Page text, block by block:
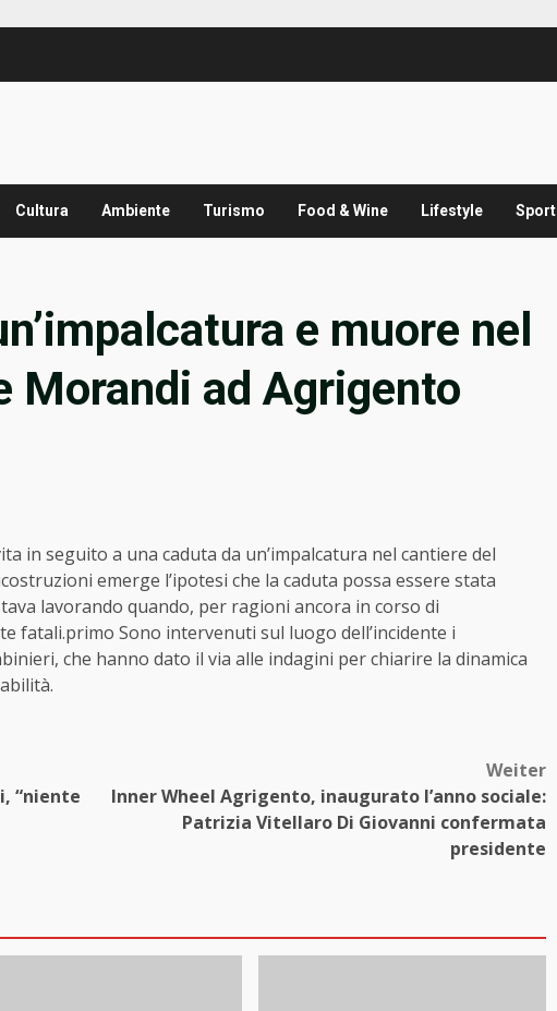
Cultura Ambiente Turismo Food & Wine Lifestyle Sport
e muore nel
Morandi ad Agrigento
in seguito a una caduta da un’impalcatura nel cantiere del
emerge l’ipotesi che la caduta possa essere stata
lavorando quando, per ragioni ancora in corso di
fatali.primo Sono intervenuti sul luogo dell’incidente i
che hanno dato il via alle indagini per chiarire la dinamica
“niente
Weiter
Inner Wheel Agrigento, inaugurato l’anno sociale:
Patrizia Vitellaro Di Giovanni confermata
presidente